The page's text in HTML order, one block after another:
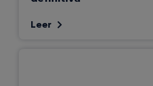
Leer